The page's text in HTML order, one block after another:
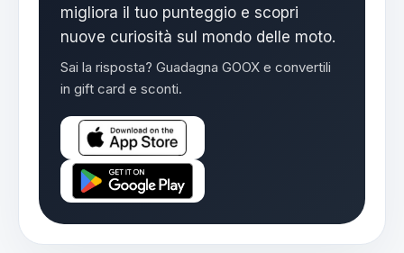
migliora il tuo punteggio e scopri
nuove curiosità sul mondo delle moto.
Sai la risposta? Guadagna GOOX e convertili
in gift card e sconti.